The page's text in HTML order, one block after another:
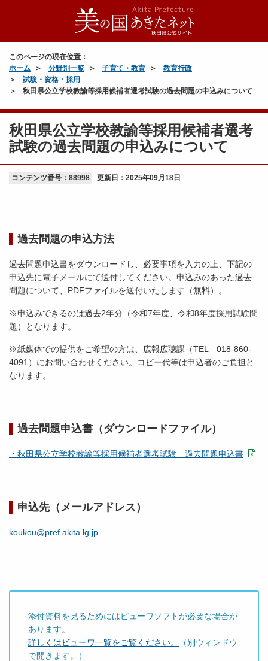
このページの現在位置：
ホーム
分野別一覧 子育て・教育
教育行政
試験・資格・採用
秋田県公立学校教諭等採用候補者選考試験の過去問題の申込みについて
秋田県公立学校教諭等採用候補者選考
試験の過去問題の申込みについて
コンテンツ番号：88998 更新日： 2025年09月18日
過去問題の申込方法
過去問題申込書をダウンロードし、必要事項を入力の上、下記の
申込先に電子メールにて送付してください。申込みのあった過去
問題について、PDFファイルを送付いたします（無料）。
※申込みできるのは過去2年分（令和7年度、令和8年度採用試験問
題）となります。
※紙媒体での提供をご希望の方は、広報広聴課（TEL 018-860-
4091）にお問い合わせください。コピー代等は申込者のご負担と
なります。
過去問題申込書（ダウンロードファイル）
・秋田県公立学校教諭等採用候補者選考試験 過去問題申込書
申込先（メールアドレス）
koukou@pref.akita.lg.jp
添付資料を見るためにはビューワソフトが必要な場合が
あります。
詳しくはビューワ一覧をご覧ください。
（別ウィンドウ
で開きます。）